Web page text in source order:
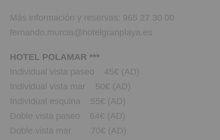
Más información y reservas: 965 27 30 00
fernando.murcia@hotelgranplaya.es
HOTEL POLAMAR ***
Individual vista paseo 45€ (AD)
Individual vista mar 50€ (AD)
Individual esquina 55€ (AD)
Doble vista paseo 64€ (AD)
Doble vista mar 70€ (AD)